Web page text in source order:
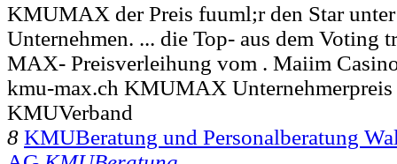
KMUMAX der Preis fuuml;r den Star
Unternehmen. ... die Top- aus dem Voting
MAX- Preisverleihung vom . Maiim
kmu-max.ch KMUMAX
KMUVerband
8 KMUBeratung und Personalberatung